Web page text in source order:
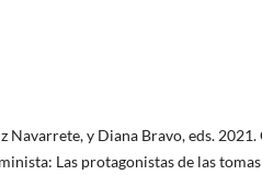
Navarrete, y Diana Bravo, eds. 2021.
Las protagonistas de las